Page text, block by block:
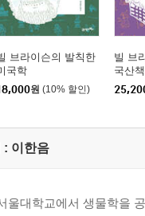
브라이슨의 발칙한
국학
원 (10% 할인)
빌 브
국산
: 이한음
울대학교에서 생물학을